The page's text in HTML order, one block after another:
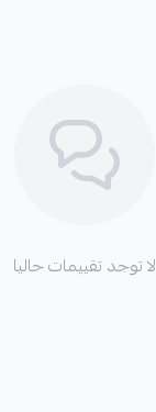
لا توجد تقييمات حاليا